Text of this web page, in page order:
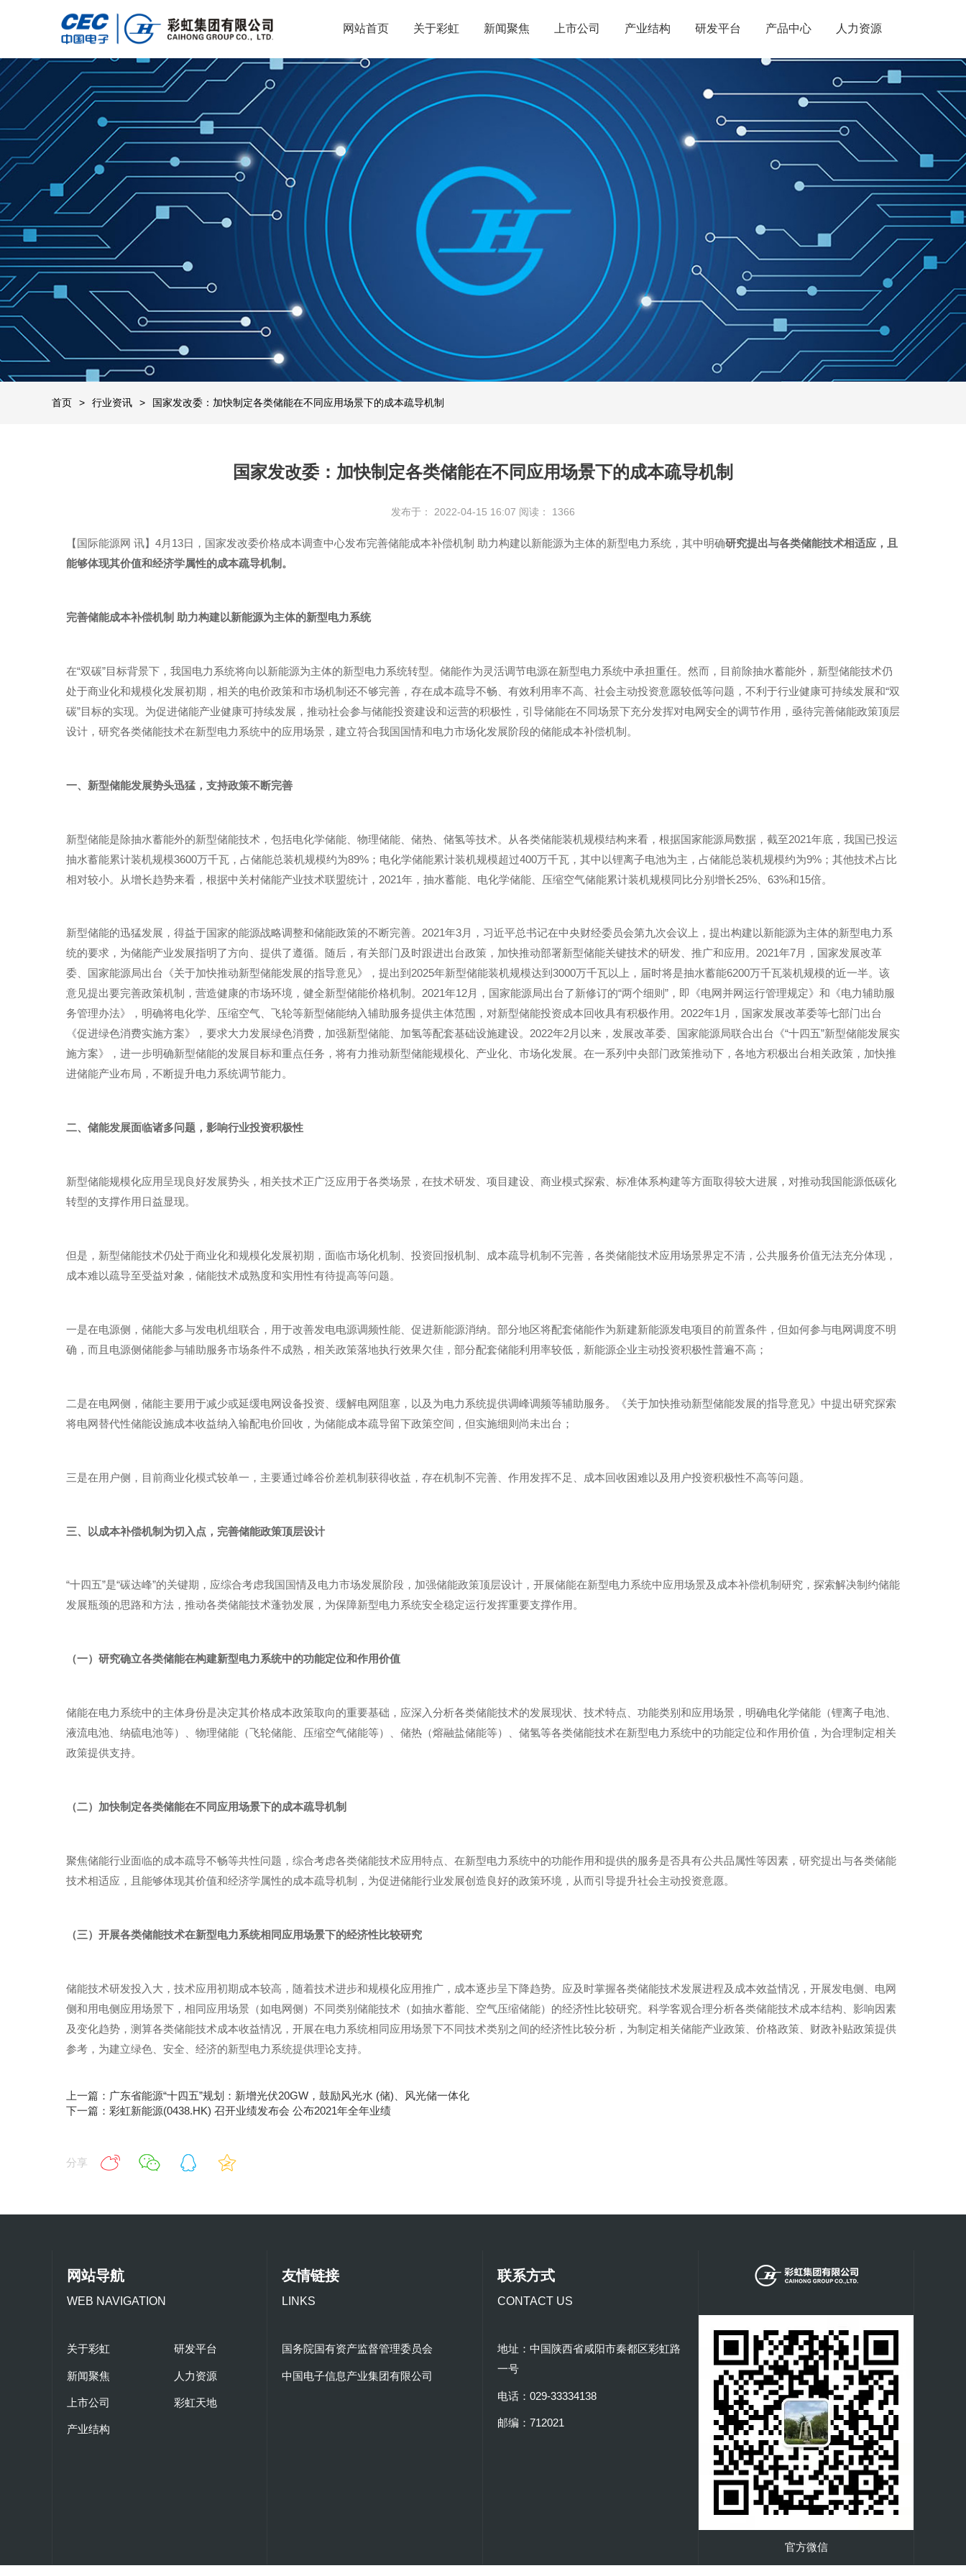
网站首页 关于彩虹 新闻聚焦 上市公司 产业结构 研发平台 产品中心 人力资源
首页 行业资讯 国家发改委：加快制定各类储能在不同应用场景下的成本疏导机制
国家发改委：加快制定各类储能在不同应用场景下的成本疏导机制
发布于： 2022-04-15 16:07 阅读： 1366
【国际能源网 讯】4月13日，国家发改委价格成本调查中心发布完善储能成本补偿机制 助力构建以新能源为主体的新型电力系统，其中明确研究提出与各类储能技术相适应，且
能够体现其价值和经济学属性的成本疏导机制。
完善储能成本补偿机制 助力构建以新能源为主体的新型电力系统
在“双碳”目标背景下，我国电力系统将向以新能源为主体的新型电力系统转型。储能作为灵活调节电源在新型电力系统中承担重任。然而，目前除抽水蓄能外，新型储能技术仍
处于商业化和规模化发展初期，相关的电价政策和市场机制还不够完善，存在成本疏导不畅、有效利用率不高、社会主动投资意愿较低等问题，不利于行业健康可持续发展和“双
碳”目标的实现。为促进储能产业健康可持续发展，推动社会参与储能投资建设和运营的积极性，引导储能在不同场景下充分发挥对电网安全的调节作用，亟待完善储能政策顶层
设计，研究各类储能技术在新型电力系统中的应用场景，建立符合我国国情和电力市场化发展阶段的储能成本补偿机制。
一、新型储能发展势头迅猛，支持政策不断完善
新型储能是除抽水蓄能外的新型储能技术，包括电化学储能、物理储能、储热、储氢等技术。从各类储能装机规模结构来看，根据国家能源局数据，截至2021年底，我国已投运
抽水蓄能累计装机规模3600万千瓦，占储能总装机规模约为89%；电化学储能累计装机规模超过400万千瓦，其中以锂离子电池为主，占储能总装机规模约为9%；其他技术占比
相对较小。从增长趋势来看，根据中关村储能产业技术联盟统计，2021年，抽水蓄能、电化学储能、压缩空气储能累计装机规模同比分别增长25%、63%和15倍。
新型储能的迅猛发展，得益于国家的能源战略调整和储能政策的不断完善。2021年3月，习近平总书记在中央财经委员会第九次会议上，提出构建以新能源为主体的新型电力系
统的要求，为储能产业发展指明了方向、提供了遵循。随后，有关部门及时跟进出台政策，加快推动部署新型储能关键技术的研发、推广和应用。2021年7月，国家发展改革
委、国家能源局出台《关于加快推动新型储能发展的指导意见》，提出到2025年新型储能装机规模达到3000万千瓦以上，届时将是抽水蓄能6200万千瓦装机规模的近一半。该
意见提出要完善政策机制，营造健康的市场环境，健全新型储能价格机制。2021年12月，国家能源局出台了新修订的“两个细则”，即《电网并网运行管理规定》和《电力辅助服
务管理办法》，明确将电化学、压缩空气、飞轮等新型储能纳入辅助服务提供主体范围，对新型储能投资成本回收具有积极作用。2022年1月，国家发展改革委等七部门出台
《促进绿色消费实施方案》，要求大力发展绿色消费，加强新型储能、加氢等配套基础设施建设。2022年2月以来，发展改革委、国家能源局联合出台《“十四五”新型储能发展实
施方案》，进一步明确新型储能的发展目标和重点任务，将有力推动新型储能规模化、产业化、市场化发展。在一系列中央部门政策推动下，各地方积极出台相关政策，加快推
进储能产业布局，不断提升电力系统调节能力。
二、储能发展面临诸多问题，影响行业投资积极性
新型储能规模化应用呈现良好发展势头，相关技术正广泛应用于各类场景，在技术研发、项目建设、商业模式探索、标准体系构建等方面取得较大进展，对推动我国能源低碳化
转型的支撑作用日益显现。
但是，新型储能技术仍处于商业化和规模化发展初期，面临市场化机制、投资回报机制、成本疏导机制不完善，各类储能技术应用场景界定不清，公共服务价值无法充分体现，
成本难以疏导至受益对象，储能技术成熟度和实用性有待提高等问题。
一是在电源侧，储能大多与发电机组联合，用于改善发电电源调频性能、促进新能源消纳。部分地区将配套储能作为新建新能源发电项目的前置条件，但如何参与电网调度不明
确，而且电源侧储能参与辅助服务市场条件不成熟，相关政策落地执行效果欠佳，部分配套储能利用率较低，新能源企业主动投资积极性普遍不高；
二是在电网侧，储能主要用于减少或延缓电网设备投资、缓解电网阻塞，以及为电力系统提供调峰调频等辅助服务。《关于加快推动新型储能发展的指导意见》中提出研究探索
将电网替代性储能设施成本收益纳入输配电价回收，为储能成本疏导留下政策空间，但实施细则尚未出台；
三是在用户侧，目前商业化模式较单一，主要通过峰谷价差机制获得收益，存在机制不完善、作用发挥不足、成本回收困难以及用户投资积极性不高等问题。
三、以成本补偿机制为切入点，完善储能政策顶层设计
“十四五”是“碳达峰”的关键期，应综合考虑我国国情及电力市场发展阶段，加强储能政策顶层设计，开展储能在新型电力系统中应用场景及成本补偿机制研究，探索解决制约储能
发展瓶颈的思路和方法，推动各类储能技术蓬勃发展，为保障新型电力系统安全稳定运行发挥重要支撑作用。
（一）研究确立各类储能在构建新型电力系统中的功能定位和作用价值
储能在电力系统中的主体身份是决定其价格成本政策取向的重要基础，应深入分析各类储能技术的发展现状、技术特点、功能类别和应用场景，明确电化学储能（锂离子电池、
液流电池、纳硫电池等）、物理储能（飞轮储能、压缩空气储能等）、储热（熔融盐储能等）、储氢等各类储能技术在新型电力系统中的功能定位和作用价值，为合理制定相关
政策提供支持。
（二）加快制定各类储能在不同应用场景下的成本疏导机制
聚焦储能行业面临的成本疏导不畅等共性问题，综合考虑各类储能技术应用特点、在新型电力系统中的功能作用和提供的服务是否具有公共品属性等因素，研究提出与各类储能
技术相适应，且能够体现其价值和经济学属性的成本疏导机制，为促进储能行业发展创造良好的政策环境，从而引导提升社会主动投资意愿。
（三）开展各类储能技术在新型电力系统相同应用场景下的经济性比较研究
储能技术研发投入大，技术应用初期成本较高，随着技术进步和规模化应用推广，成本逐步呈下降趋势。应及时掌握各类储能技术发展进程及成本效益情况，开展发电侧、电网
侧和用电侧应用场景下，相同应用场景（如电网侧）不同类别储能技术（如抽水蓄能、空气压缩储能）的经济性比较研究。科学客观合理分析各类储能技术成本结构、影响因素
及变化趋势，测算各类储能技术成本收益情况，开展在电力系统相同应用场景下不同技术类别之间的经济性比较分析，为制定相关储能产业政策、价格政策、财政补贴政策提供
参考，为建立绿色、安全、经济的新型电力系统提供理论支持。
上一篇：广东省能源“十四五”规划：新增光伏20GW，鼓励风光水 (储)、风光储一体化
下一篇：彩虹新能源(0438.HK) 召开业绩发布会 公布2021年全年业绩
分享
网站导航
WEB NAVIGATION
关于彩虹
新闻聚焦
上市公司
产业结构
研发平台
人力资源
彩虹天地
友情链接
LINKS
国务院国有资产监督管理委员会
中国电子信息产业集团有限公司
联系方式
CONTACT US
地址：中国陕西省咸阳市秦都区彩虹路
一号
电话：029-33334138
邮编：712021
官方微信